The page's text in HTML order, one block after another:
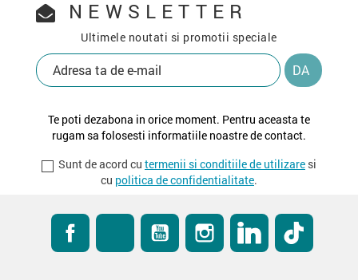
NEWSLETTER
Ultimele noutati si promotii speciale
Te poti dezabona in orice moment. Pentru aceasta te
rugam sa folosesti informatiile noastre de contact.
Sunt de acord cu termenii si conditiile de utilizare si
cu politica de confidentialitate.
FacebookRSS YouTube InstagramLinkedIn